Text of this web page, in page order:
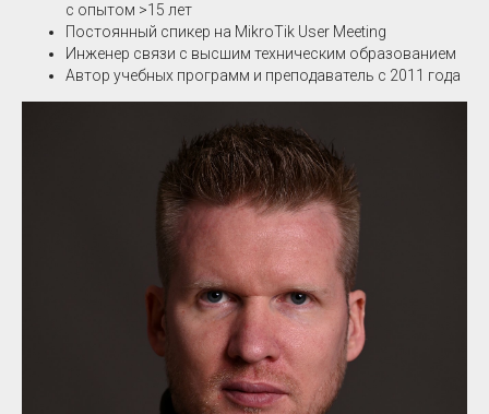
с опытом >15 лет
Постоянный спикер на MikroTik User Meeting
Инженер связи с высшим техническим образованием
Автор учебных программ и преподаватель с 2011 года